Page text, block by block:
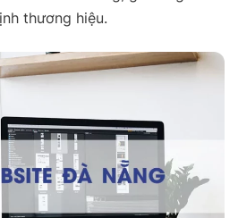
thương hiệu.